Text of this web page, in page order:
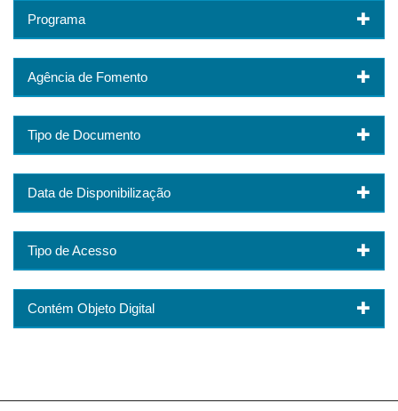
Programa
Agência de Fomento
Tipo de Documento
Data de Disponibilização
Tipo de Acesso
Contém Objeto Digital